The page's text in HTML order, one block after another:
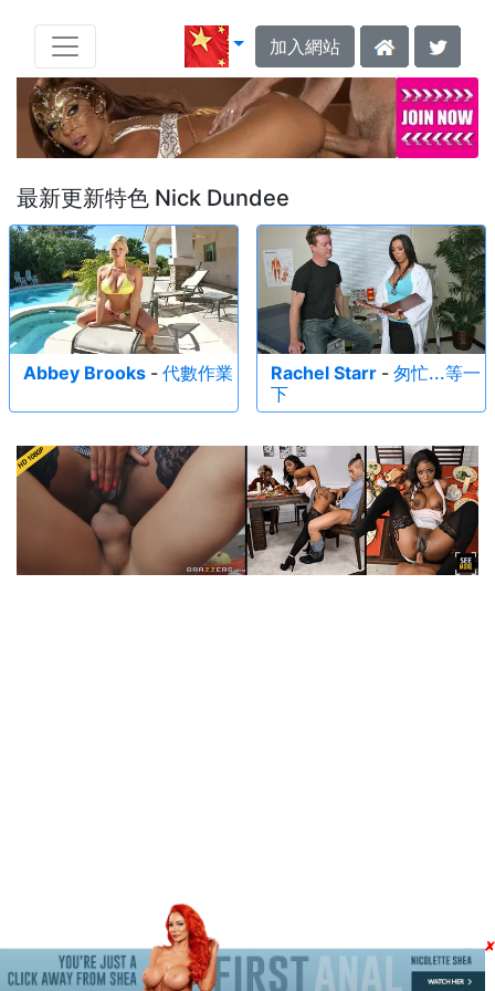
加入網站
最新更新特色 Nick Dundee
Abbey Brooks - 代數作業 Rachel Starr - 匆忙...等一
下